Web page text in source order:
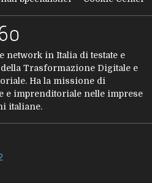
network in Italia di testate e
Trasformazione Digitale e
Ha la missione di
e imprenditoriale nelle imprese
italiane.